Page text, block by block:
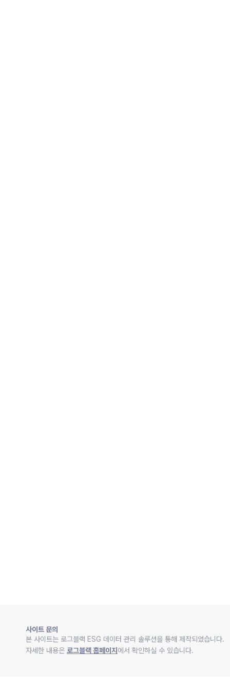
사이트 문의
본 사이트는 로그블랙 ESG 데이터 관리 솔루션을 통해 제작되었습니다.
자세한 내용은 로그블랙 홈페이지 에서 확인하실 수 있습니다.